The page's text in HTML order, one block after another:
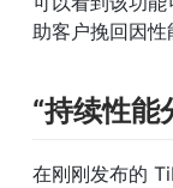
助客户挽回因性
“持续性能
在刚刚发布的